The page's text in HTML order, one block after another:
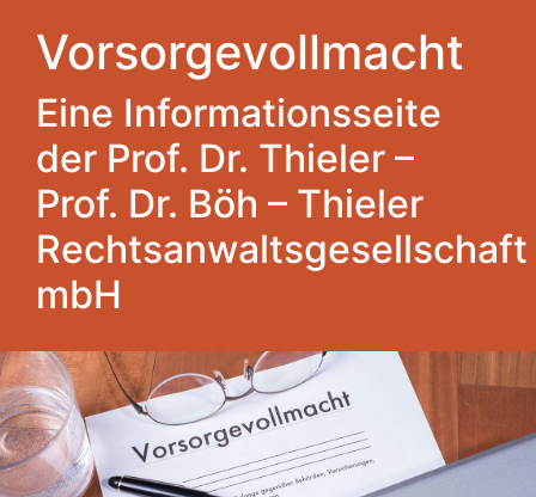
Vorsorgevollmacht
Eine Informationsseite
der Prof. Dr. Thieler –
Prof. Dr. Böh – Thieler
Rechtsanwaltsgesellschaft
mbH